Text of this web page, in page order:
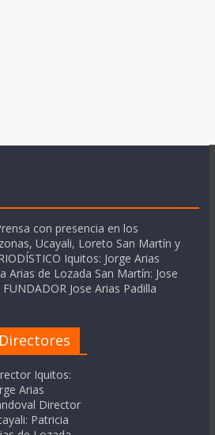
con presencia en los
Ucayali, Loreto San Martín y
Iquitos: Jorge Arias
Arias de Lozada San Martín: Jose
Jose Arias Padilla
Directores
Iquitos:
Arias
Director
Patricia